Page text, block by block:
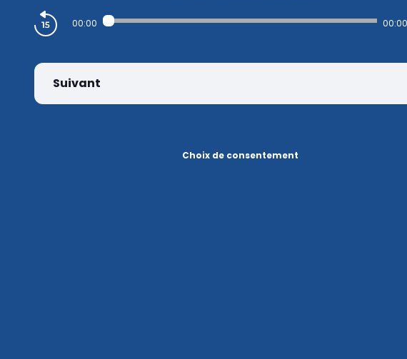
00:00 00:00
Suivant
Choix de consentement